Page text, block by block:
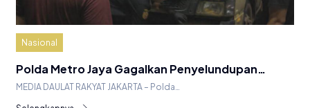
Nasional
Polda Metro Jaya Gagalkan Penyelundupan…
MEDIA DAULAT RAKYAT JAKARTA – Polda…